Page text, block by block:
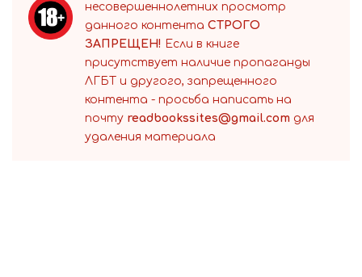
несовершеннолетних просмотр
данного контента СТРОГО
ЗАПРЕЩЕН! Если в книге
присутствует наличие пропаганды
ЛГБТ и другого, запрещенного
контента - просьба написать на
почту readbookssites@gmail.com для
удаления материала